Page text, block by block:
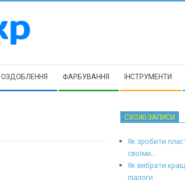
ОЗДОБЛЕННЯ ФАРБУВАННЯ ІНСТРУМЕНТИ
СХОЖІ ЗАПИСИ
Як зробити
своїми…
Як вибрати
підлоги